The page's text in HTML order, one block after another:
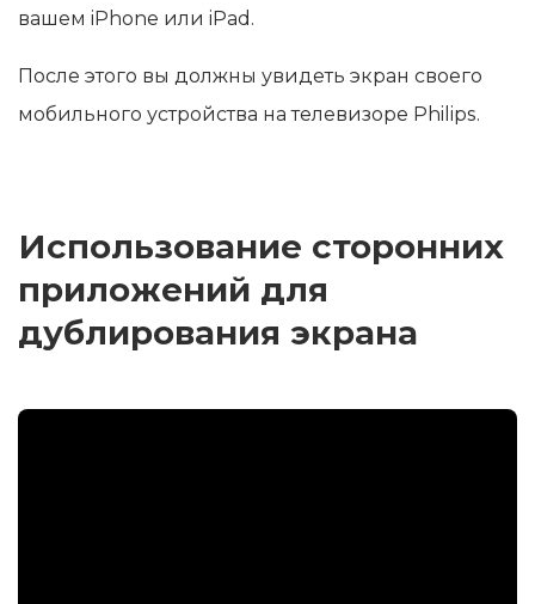
вашем iPhone или iPad.
После этого вы должны увидеть экран своего
мобильного устройства на телевизоре Philips.
Использование сторонних
приложений для
дублирования экрана